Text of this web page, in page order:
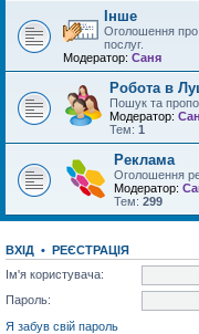
Інше
Оголошення про
послуг.
Модератор: Саня
Робота в
Пошук та
Модератор:
Тем: 1
Реклама
Оголошення
Модератор:
Тем: 299
ВХІД • РЕЄСТРАЦІЯ
Ім'я користувача:
Пароль:
Я забув свій пароль